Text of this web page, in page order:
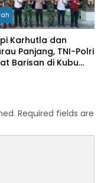
Karhutla dan
Panjang, TNI-Polri
Barisan di Kubu
Required fields are